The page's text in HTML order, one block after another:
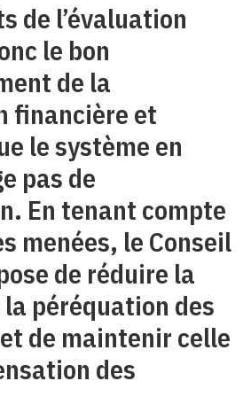
de l’évaluation
le bon
de la
financière et
le système en
pas de
En tenant compte
menées, le Conseil
de réduire la
péréquation des
de maintenir celle
des